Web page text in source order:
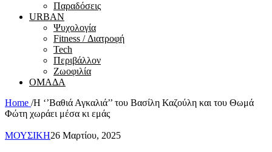
Παραδόσεις
URBAN
Ψυχολογία
Fitness / Διατροφή
Tech
Περιβάλλον
Ζωοφιλία
ΟΜΑΔΑ
Home /Η ‘’Βαθιά Αγκαλιά’’ του Βασίλη Καζούλη και του Θωμά
Φώτη χωράει μέσα κι εμάς
ΜΟΥΣΙΚΗ26 Μαρτίου, 2025